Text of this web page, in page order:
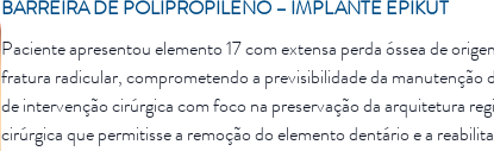
BARREIRA DE POLIPROPILENO – IMPLANTE EPIKUT
Paciente apresentou elemento 17 com extensa perda óssea de
fratura radicular, comprometendo a previsibilidade da manutenção
de intervenção cirúrgica com foco na preservação da arquitetura
cirúrgica que permitisse a remoção do elemento dentário e a